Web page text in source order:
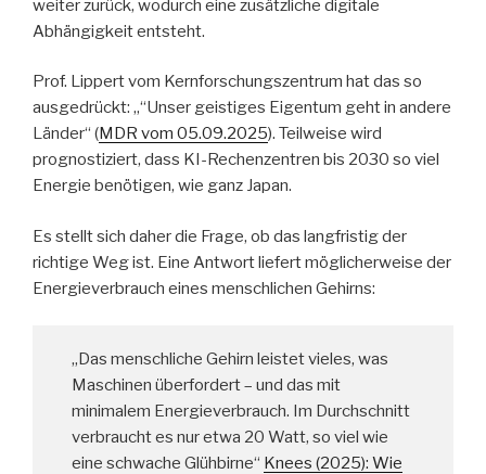
weiter zurück, wodurch eine zusätzliche digitale
Abhängigkeit entsteht.
Prof. Lippert vom Kernforschungszentrum hat das so
ausgedrückt: „“Unser geistiges Eigentum geht in andere
Länder“ (MDR vom 05.09.2025). Teilweise wird
prognostiziert, dass KI-Rechenzentren bis 2030 so viel
Energie benötigen, wie ganz Japan.
Es stellt sich daher die Frage, ob das langfristig der
richtige Weg ist. Eine Antwort liefert möglicherweise der
Energieverbrauch eines menschlichen Gehirns:
„Das menschliche Gehirn leistet vieles, was
Maschinen überfordert – und das mit
minimalem Energieverbrauch. Im Durchschnitt
verbraucht es nur etwa 20 Watt, so viel wie
eine schwache Glühbirne“ Knees (2025): Wie